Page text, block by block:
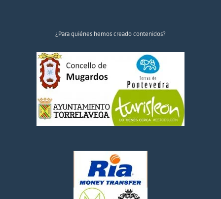
¿Para quiénes hemos creado contenidos?